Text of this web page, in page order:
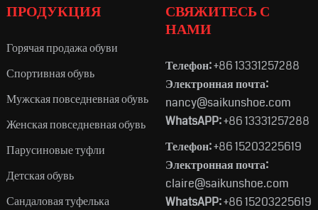
ПРОДУКЦИЯ
Горячая продажа обуви
Спортивная обувь
Мужская повседневная обувь
Женская повседневная обувь
Парусиновые туфли
Детская обувь
Сандаловая туфелька
СВЯЖИТЕСЬ С
НАМИ
Телефон:+86 13331257288
Электронная почта:
nancy@saikunshoe.com
WhatsAPP:+86 13331257288
Телефон:+86 15203225619
Электронная почта:
claire@saikunshoe.com
WhatsAPP:+86 15203225619